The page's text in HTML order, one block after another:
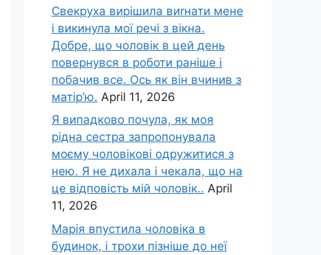
Свекруха вирішила виrнати мене
і викинула мої речі з вікна.
Добре, що чоловік в цей день
повернувся в роботи раніше і
побачив все. Ось як він вчинив з
матір’ю. April 11, 2026
Я випадково почула, як моя
рідна сестра запропонувала
моєму чоловікові одружитися з
нею. Я не дихала і чекала, що на
це відповість мій чоловік.. April
11, 2026
Марія впустила чоловіка в
будинок, і трохи пізніше до неї